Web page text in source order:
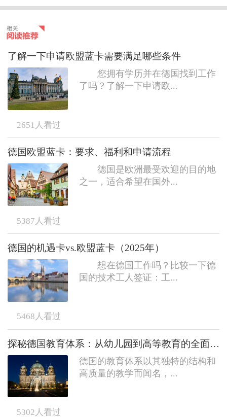
了解一下申请欧盟蓝卡需要满足哪些条件
您拥有学历并在德国找到工作
了吗？了解一下申请欧...
2651 人看过
德国欧盟蓝卡：要求、福利和申请流程
德国是欧洲最受欢迎的目的地
之一，适合希望在国外...
5387 人看过
德国的机遇卡vs.欧盟蓝卡（2025年）
想在德国工作吗？比较一下德
国的技术工人签证：工...
5468 人看过
探秘德国教育体系：从幼儿园到高等教育的全面指南
德国的教育体系以其独特的结构和
高质量的教学而闻名，...
5302 人看过